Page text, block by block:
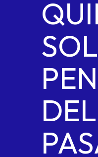
DEL